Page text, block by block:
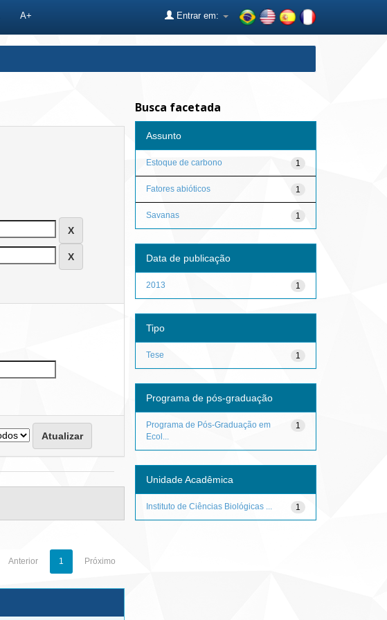
A+ Entrar em:
Anterior 1 Próximo
Busca facetada
Assunto
1
Estoque de carbono
1
Fatores abióticos
1
Savanas
Data de publicação
1
2013
Tipo
1
Tese
Programa de pós-graduação
1
Programa de Pós-Graduação em
Ecol...
Unidade Acadêmica
1
Instituto de Ciências Biológicas ...